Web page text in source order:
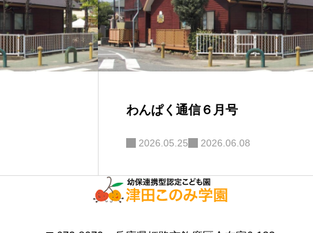
わんぱく通信６月号
2026.05.25 2026.06.08